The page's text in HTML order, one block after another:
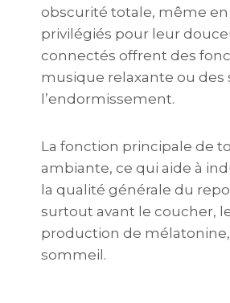
obscurité totale, même en
privilégiés pour leur
connectés offrent des
musique relaxante ou des
l’endormissement.
La fonction principale de
ambiante, ce qui aide à
la qualité générale du
surtout avant le coucher,
production de
sommeil.